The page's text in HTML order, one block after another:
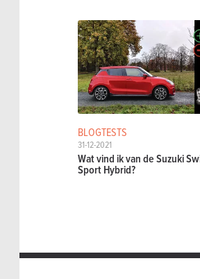
BLOGTESTS
31-12-2021
Wat vind ik van de Suzuki
Sport Hybrid?